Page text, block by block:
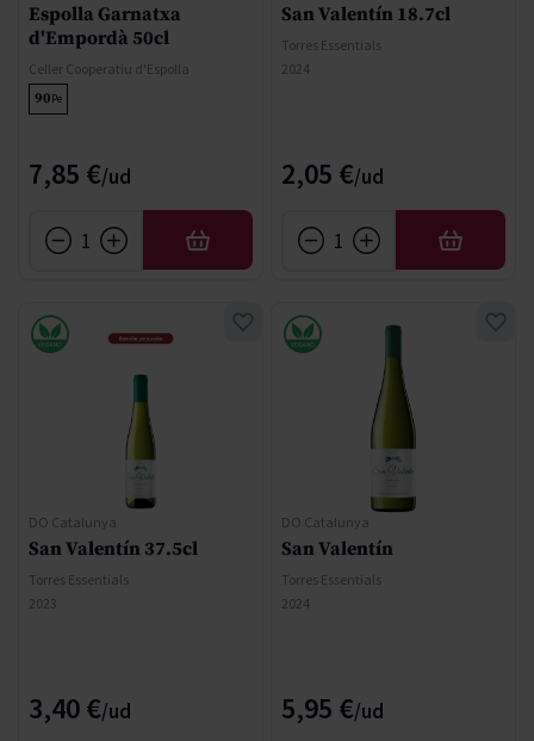
Espolla Garnatxa
d'Empordà 50cl
Celler Cooperatiu d'Espolla
90Pe
7,85 €
AÑADIR
San Valentín 18.7cl
Torres Essentials
2024
2,05 €
AÑADIR
DO Catalunya
San Valentín 37.5cl
Torres Essentials
2023
3,40 €
DO Catalunya
San Valentín
Torres Essentials
2024
5,95 €